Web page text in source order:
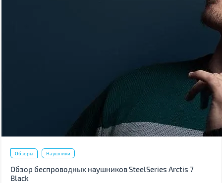
Обзоры Наушники
Обзор беспроводных наушников SteelSeries Arctis 7
Black